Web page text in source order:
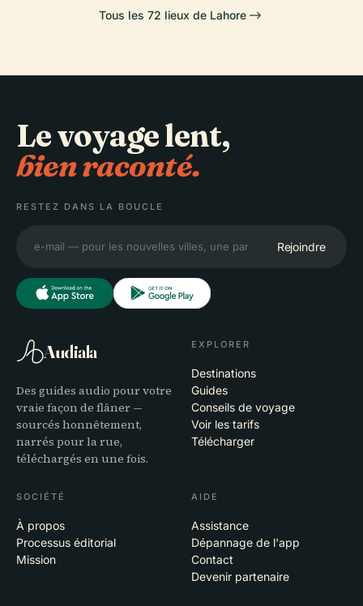
Tous les 72 lieux de Lahore
Le voyage lent,
bien raconté.
RESTEZ DANS LA BOUCLE
Rejoindre
Audiala
Des guides audio pour votre
vraie façon de flâner —
sourcés honnêtement,
narrés pour la rue,
téléchargés en une fois.
EXPLORER
Destinations
Guides
Conseils de voyage
Voir les tarifs
Télécharger
SOCIÉTÉ
À propos
Processus éditorial
Mission
AIDE
Assistance
Dépannage de l'app
Contact
Devenir partenaire